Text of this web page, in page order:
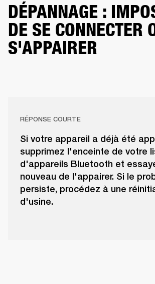
DÉPANNAGE :
DE SE CONNECTER
S'APPAIRER
RÉPONSE COURTE
Si votre appareil a déjà été
supprimez l'enceinte de votre
d'appareils Bluetooth et
nouveau de l'appairer. Si le
persiste, procédez à une
d'usine.